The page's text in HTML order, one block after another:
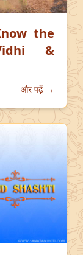
the
&
और पढ़ें →